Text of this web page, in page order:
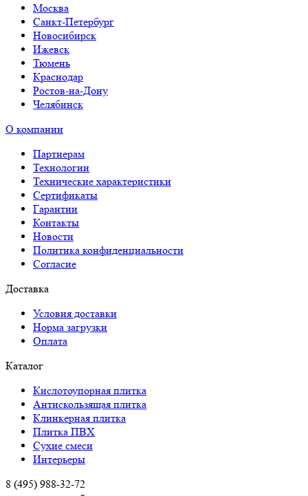
Москва
Санкт-Петербург
Новосибирск
Ижевск
Тюмень
Краснодар
Ростов-на-Дону
Челябинск
О компании
Партнерам
Технологии
Технические характеристики
Сертификаты
Гарантии
Контакты
Новости
Политика конфиденциальности
Согласие
Доставка
Условия доставки
Норма загрузки
Оплата
Каталог
Кислотоупорная плитка
Антискользящая плитка
Клинкерная плитка
Плитка ПВХ
Сухие смеси
Интерьеры
8 (495) 988-32-72